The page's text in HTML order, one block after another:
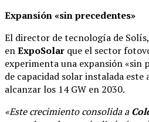
Expansión «sin precedentes»
El director de tecnología de
enExpoSolar que el sector
experimenta una expansión «sin
de capacidad solar instalada este
alcanzar los 14 GW en 2030.
«Este crecimiento consolida a